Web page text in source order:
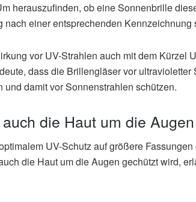
herauszufinden, ob eine Sonnenbrille
einer entsprechenden Kennzeichnung
vor UV-Strahlen auch mit dem Kürzel
dass die Brillengläser vor ultravioletter
damit vor Sonnenstrahlen schützen.
die Haut um die Augen
UV-Schutz auf größere
die Haut um die Augen gechützt wird,